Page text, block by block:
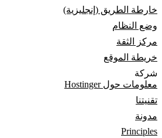
خارطة الطريق (إنجليزية)
وضع النظام
مركز الثقة
خريطة الموقع
شركة
معلومات حول Hostinger
تقنيتنا
مدونة
Principles